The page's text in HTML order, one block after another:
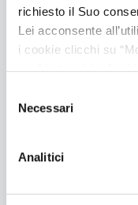
richiesto il Suo
Lei acconsente
i cookie clicchi su
espresse, clicchi
delNecessari
Analitici
Vini ad